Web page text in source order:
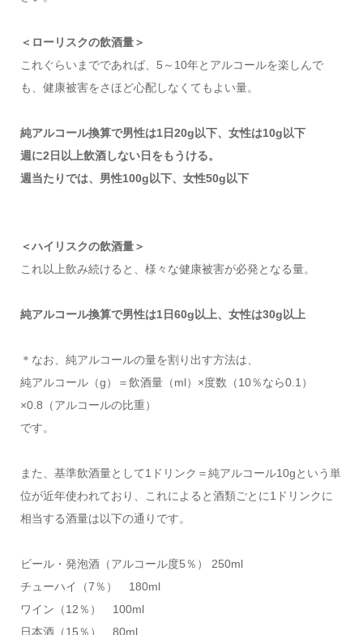
＜ローリスクの飲酒量＞
これぐらいまでであれば、5～10年とアルコールを楽しんで
も、健康被害をさほど心配しなくてもよい量。
純アルコール換算で男性は1日20g以下、女性は10g以下
週に2日以上飲酒しない日をもうける。
週当たりでは、男性100g以下、女性50g以下
＜ハイリスクの飲酒量＞
これ以上飲み続けると、様々な健康被害が必発となる量。
純アルコール換算で男性は1日60g以上、女性は30g以上
＊なお、純アルコールの量を割り出す方法は、
純アルコール（g）＝飲酒量（ml）×度数（10％なら0.1）
×0.8（アルコールの比重）
です。
また、基準飲酒量として1ドリンク＝純アルコール10gという単
位が近年使われており、これによると酒類ごとに1ドリンクに
相当する酒量は以下の通りです。
ビール・発泡酒（アルコール度5％） 250ml
チューハイ（7％） 180ml
ワイン（12％） 100ml
日本酒（15％） 80ml